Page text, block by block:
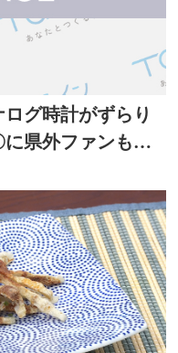
グ時計がずらり
県外ファンもい